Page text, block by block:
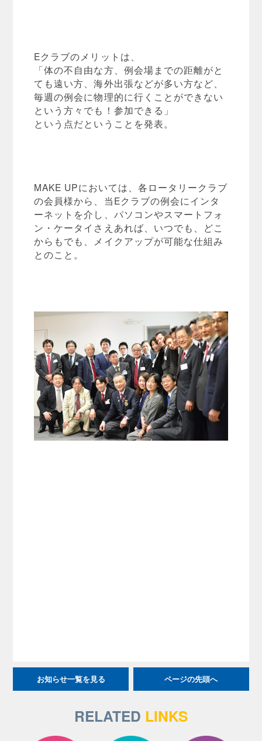
Eクラブのメリットは、
「体の不自由な方、例会場までの距離がと
ても遠い方、海外出張などが多い方など、
毎週の例会に物理的に行くことができない
という方々でも！参加できる」
という点だということを発表。
MAKE UPにおいては、各ロータリークラブ
の会員様から、当Eクラブの例会にインタ
ーネットを介し、パソコンやスマートフォ
ン・ケータイさえあれば、いつでも、どこ
からもでも、メイクアップが可能な仕組み
とのこと。
お知らせ一覧を見る ページの先頭へ
RELATED LINKS